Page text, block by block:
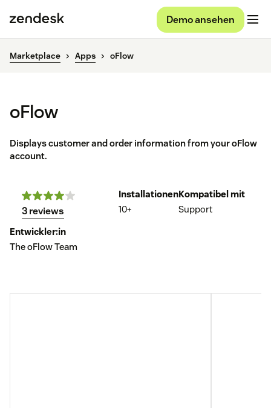
Demo ansehen
Marketplace Apps oFlow
oFlow
Displays customer and order information from your oFlow
account.
3 reviews
Installationen
10+
Kompatibel mit
Support
Entwickler:in
The oFlow Team